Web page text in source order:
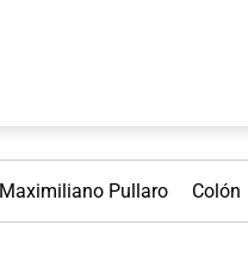
Maximiliano Pullaro Colón